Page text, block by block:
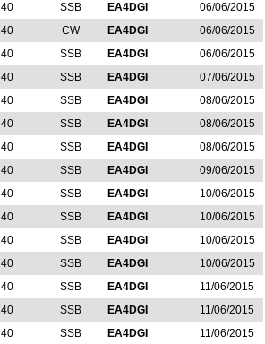
40 SSB EA4DGI
06/06/2015
40 CW EA4DGI
06/06/2015
40 SSB EA4DGI
06/06/2015
40 SSB EA4DGI
07/06/2015
40 SSB EA4DGI
08/06/2015
40 SSB EA4DGI
08/06/2015
40 SSB EA4DGI
08/06/2015
40 SSB EA4DGI
09/06/2015
40 SSB EA4DGI
10/06/2015
40 SSB EA4DGI
10/06/2015
40 SSB EA4DGI
10/06/2015
40 SSB EA4DGI
10/06/2015
40 SSB EA4DGI
11/06/2015
40 SSB EA4DGI
11/06/2015
40 SSB EA4DGI
11/06/2015